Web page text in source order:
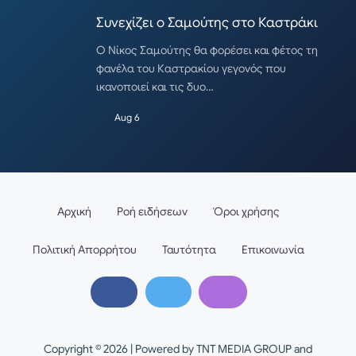
Συνεχίζει ο Σαμούτης στο Καστράκι
Ο Νίκος Σαμούτης θα φορέσει και φέτος τη
φανέλα του Καστρακίου γεγονός που
ικανοποιεί και τις δυο…
Aug 6
Copyright © 2026 | Powered by TNT MEDIA GROUP and
Αρχική Ροή ειδήσεων Όροι χρήσης
Πολιτική Απορρήτου Ταυτότητα Επικοινωνία